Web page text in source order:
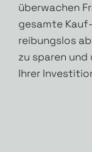
überwachen
gesamte
reibungslos
zu sparen
Ihrer